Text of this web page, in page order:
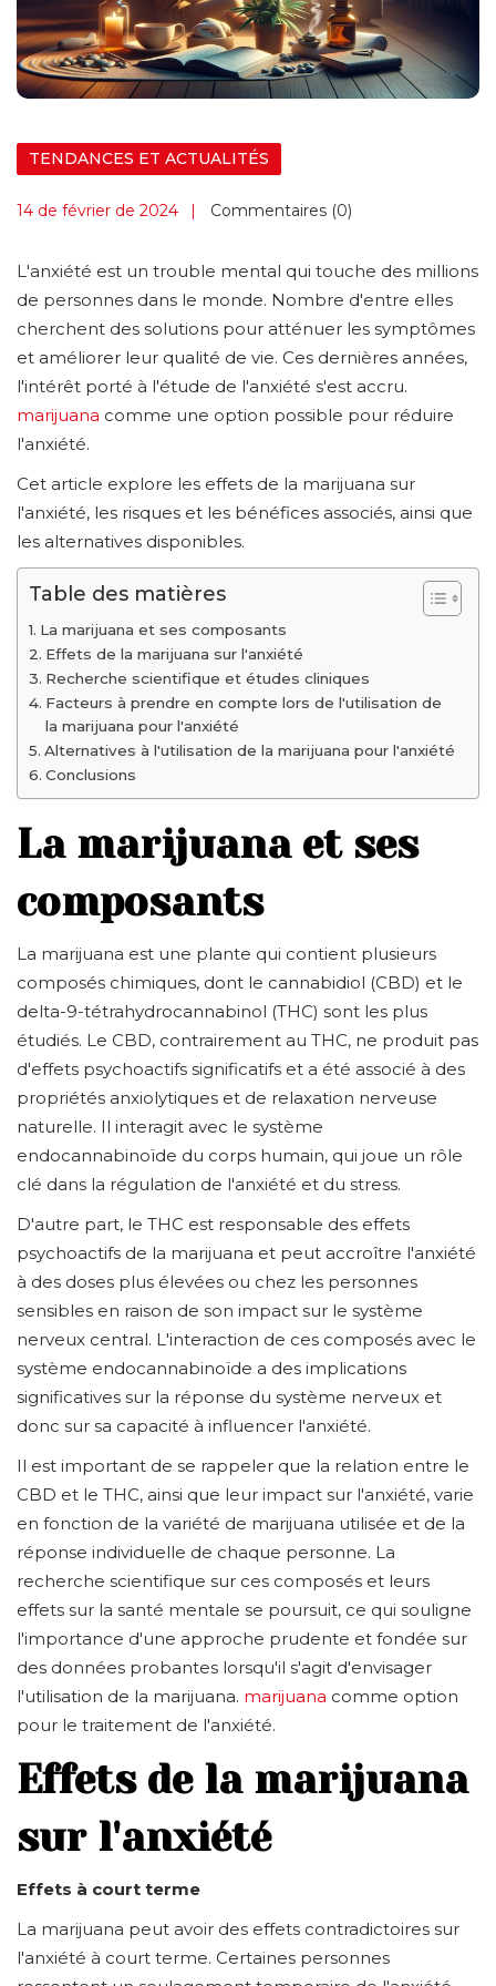
TENDANCES ET ACTUALITÉS
14 de février de 2024 Commentaires (0)
L'anxiété est un trouble mental qui touche des millions
de personnes dans le monde. Nombre d'entre elles
cherchent des solutions pour atténuer les symptômes
et améliorer leur qualité de vie. Ces dernières années,
l'intérêt porté à l'étude de l'anxiété s'est accru.
marijuana comme une option possible pour réduire
l'anxiété.
Cet article explore les effets de la marijuana sur
l'anxiété, les risques et les bénéfices associés, ainsi que
les alternatives disponibles.
Table des matières
La marijuana et ses composants
Effets de la marijuana sur l'anxiété
Recherche scientifique et études cliniques
Facteurs à prendre en compte lors de l'utilisation de
la marijuana pour l'anxiété
Alternatives à l'utilisation de la marijuana pour l'anxiété
Conclusions
La marijuana et ses
composants
La marijuana est une plante qui contient plusieurs
composés chimiques, dont le cannabidiol (CBD) et le
delta-9-tétrahydrocannabinol (THC) sont les plus
étudiés. Le CBD, contrairement au THC, ne produit pas
d'effets psychoactifs significatifs et a été associé à des
propriétés anxiolytiques et de relaxation nerveuse
naturelle. Il interagit avec le système
endocannabinoïde du corps humain, qui joue un rôle
clé dans la régulation de l'anxiété et du stress.
D'autre part, le THC est responsable des effets
psychoactifs de la marijuana et peut accroître l'anxiété
à des doses plus élevées ou chez les personnes
sensibles en raison de son impact sur le système
nerveux central. L'interaction de ces composés avec le
système endocannabinoïde a des implications
significatives sur la réponse du système nerveux et
donc sur sa capacité à influencer l'anxiété.
Il est important de se rappeler que la relation entre le
CBD et le THC, ainsi que leur impact sur l'anxiété, varie
en fonction de la variété de marijuana utilisée et de la
réponse individuelle de chaque personne. La
recherche scientifique sur ces composés et leurs
effets sur la santé mentale se poursuit, ce qui souligne
l'importance d'une approche prudente et fondée sur
des données probantes lorsqu'il s'agit d'envisager
l'utilisation de la marijuana. marijuana comme option
pour le traitement de l'anxiété.
Effets de la marijuana
sur l'anxiété
Effets à court terme
La marijuana peut avoir des effets contradictoires sur
l'anxiété à court terme. Certaines personnes